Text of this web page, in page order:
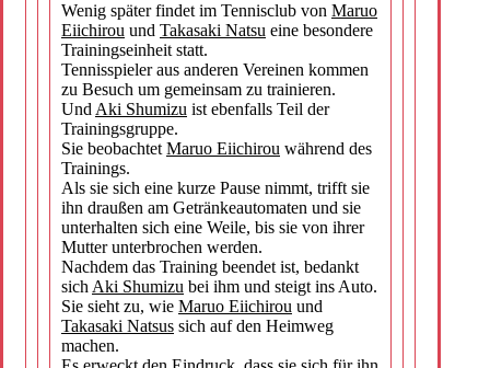
Wenig später findet im Tennisclub von Maruo
Eiichirou und Takasaki Natsu eine besondere
Trainingseinheit statt.
Tennisspieler aus anderen Vereinen kommen
zu Besuch um gemeinsam zu trainieren.
UndAki Shumizu ist ebenfalls Teil der
Trainingsgruppe.
Sie beobachtetMaruo Eiichirou während des
Trainings.
Als sie sich eine kurze Pause nimmt, trifft sie
ihn draußen am Getränkeautomaten und sie
unterhalten sich eine Weile, bis sie von ihrer
Mutter unterbrochen werden.
Nachdem das Training beendet ist, bedankt
sichAki Shumizu bei ihm und steigt ins Auto.
Sie sieht zu, wie Maruo Eiichirou und
Takasaki Natsus sich auf den Heimweg
machen.